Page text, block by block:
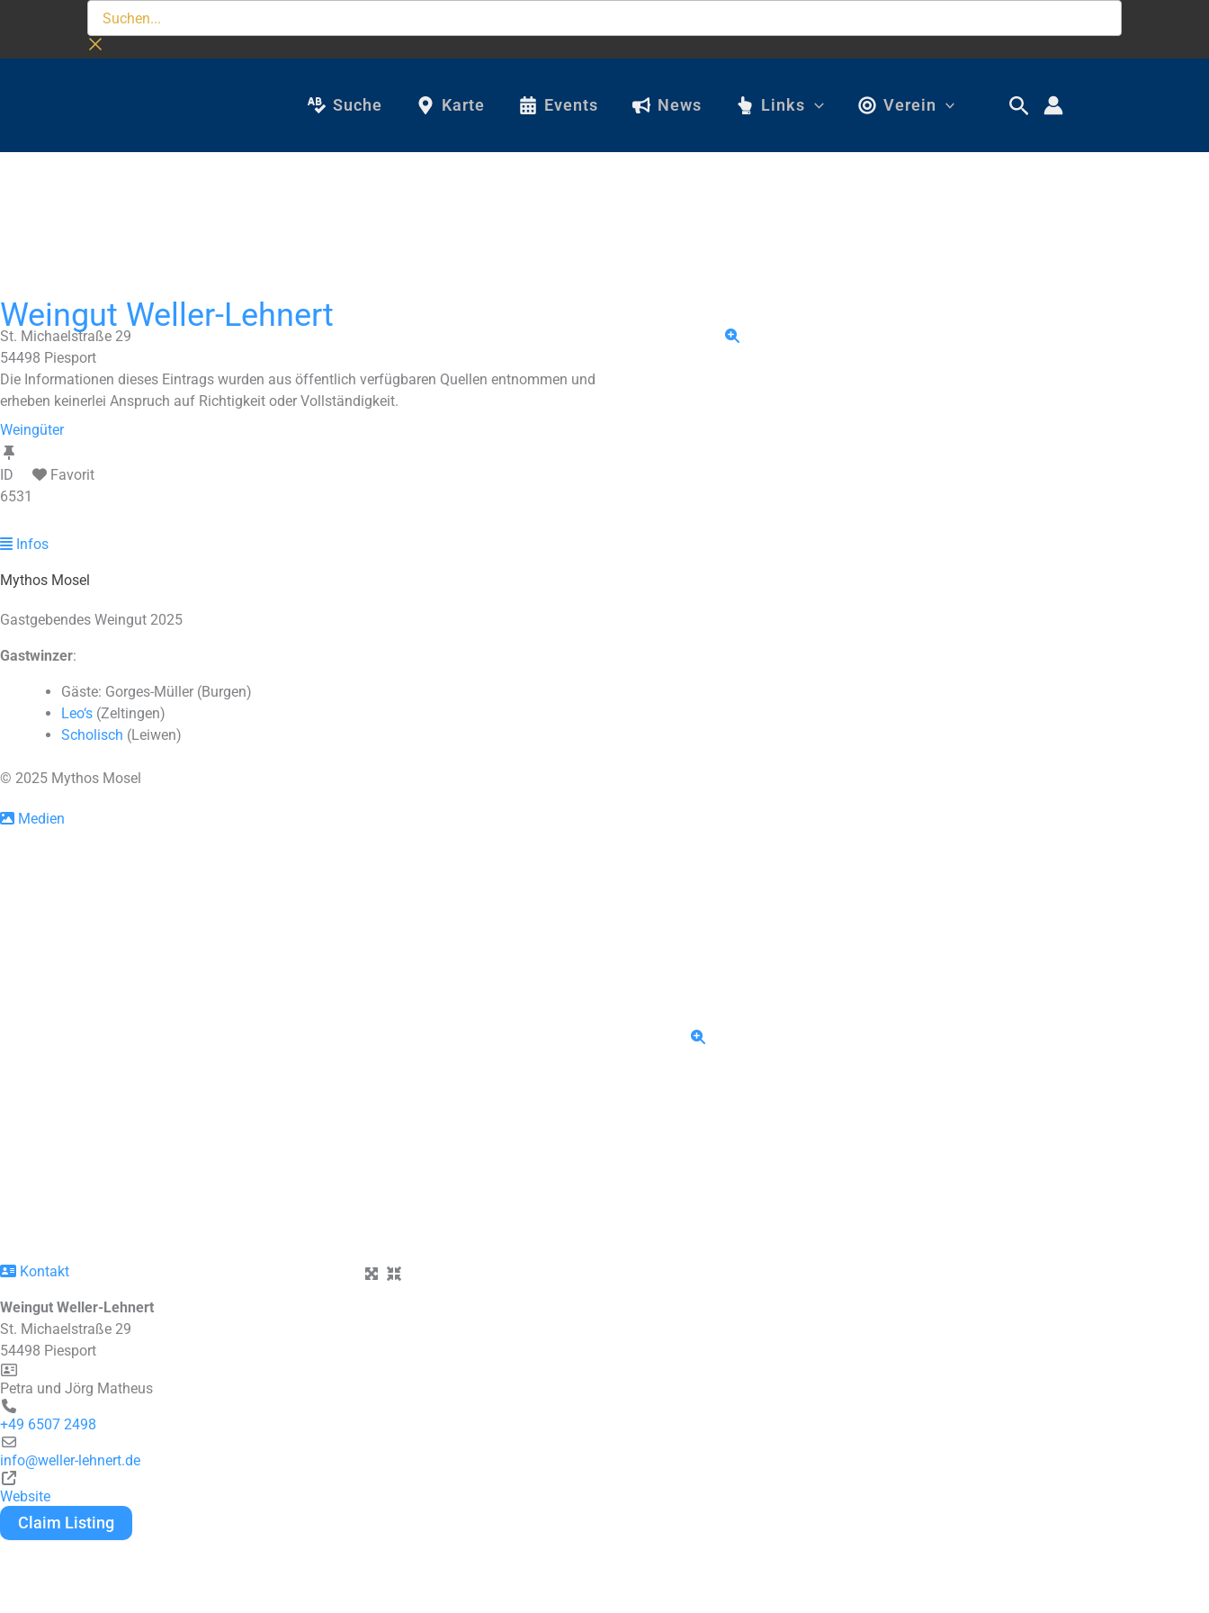
Suche Karte Events News Links Verein
Weingut Weller-Lehnert
St. Michaelstraße 29
54498 Piesport
Die Informationen dieses Eintrags wurden aus öffentlich verfügbaren Quellen entnommen und
erheben keinerlei Anspruch auf Richtigkeit oder Vollständigkeit.
Weingüter
ID
6531
Favorit
Infos
Mythos Mosel
Gastgebendes Weingut 2025
Gastwinzer:
Gäste: Gorges-Müller (Burgen)
Leo‘s (Zeltingen)
Scholisch (Leiwen)
© 2025 Mythos Mosel
Medien
Kontakt
Weingut Weller-Lehnert
St. Michaelstraße 29
54498 Piesport
Petra und Jörg Matheus
+49 6507 2498
info@weller-lehnert.de
Website
Claim Listing